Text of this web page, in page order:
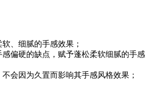
、细腻的手感效果；
偏硬的缺点，赋予蓬松柔软细腻的手感
会因为久置而影响其手感风格效果；